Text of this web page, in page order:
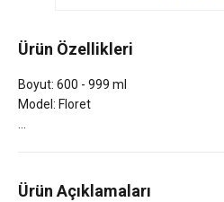
Ürün Özellikleri
Boyut: 600 - 999 ml
Model: Floret
Ürün Açıklamaları